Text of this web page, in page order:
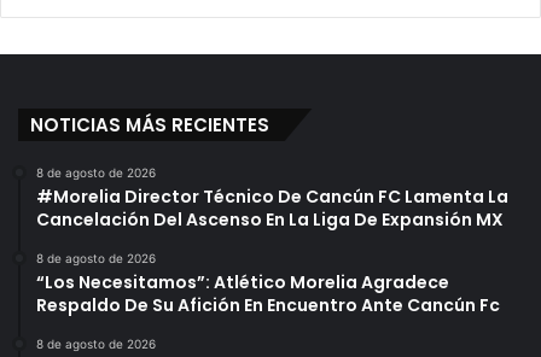
a
NOTICIAS MÁS RECIENTES
8 de agosto de 2026
#Morelia Director Técnico De Cancún FC Lamenta La
Cancelación Del Ascenso En La Liga De Expansión MX
8 de agosto de 2026
“Los Necesitamos”: Atlético Morelia Agradece
Respaldo De Su Afición En Encuentro Ante Cancún Fc
8 de agosto de 2026